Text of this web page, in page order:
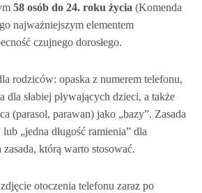
58 osób do 24. roku życia (Komenda
najważniejszym elementem
czujnego dorosłego.
rodziców: opaska z numerem telefonu,
dla słabiej pływających dzieci, a także
(parasol, parawan) jako „bazy”. Zasada
„jedna długość ramienia” dla
zasada, którą warto stosować.
otoczenia telefonu zaraz po